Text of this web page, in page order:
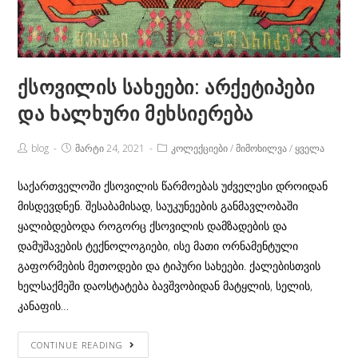
ქსოვილის სახეები: არქეტიპები
და ხალხური მეხსიერება
Postblog
Postმარტი 24, 2021
Postკოლექციები / მიმოხილვა / ყველა
საქართველოში ქსოვილის წარმოებას უძველესი დროიდან
მისდევდნენ. შესაბამისად, საუკუნეების განმავლობაში
ყალიბდებოდა როგორც ქსოვილის დამზადების და
დამუშავების ტექნოლოგიები, ისე მათი ორნამენტული
გაფორმების მეთოდები და ტიპური სახეები. ქალებისთვის
ხელსაქმეში დაოსტატება ბავშვობიდან მატყლის, სელის,
კანაფის…
CONTINUE READING